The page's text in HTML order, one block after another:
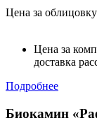
Цена за облицовку
Цена за
доставка
Подробнее
Биокамин